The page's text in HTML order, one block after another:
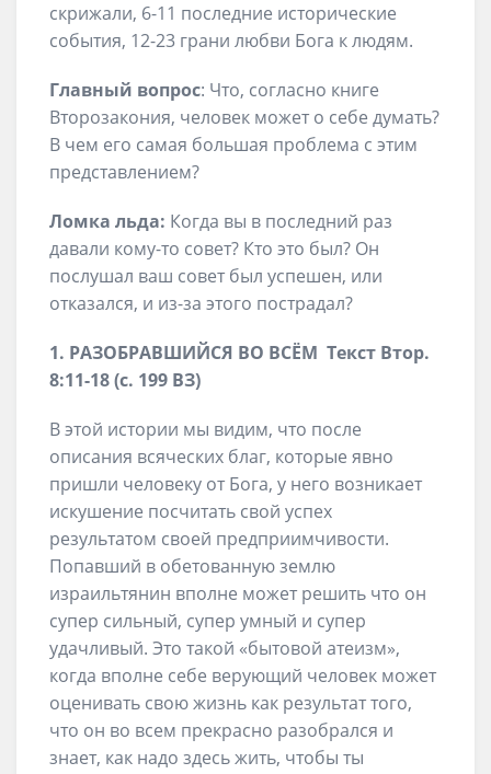
скрижали, 6-11 последние исторические
события, 12-23 грани любви Бога к людям.
Главный вопрос: Что, согласно книге
Второзакония, человек может о себе думать?
В чем его самая большая проблема с этим
представлением?
Ломка льда: Когда вы в последний раз
давали кому-то совет? Кто это был? Он
послушал ваш совет был успешен, или
отказался, и из-за этого пострадал?
1. РАЗОБРАВШИЙСЯ ВО ВСЁМ Текст Втор.
8:11-18 (с. 199 ВЗ)
В этой истории мы видим, что после
описания всяческих благ, которые явно
пришли человеку от Бога, у него возникает
искушение посчитать свой успех
результатом своей предприимчивости.
Попавший в обетованную землю
израильтянин вполне может решить что он
супер сильный, супер умный и супер
удачливый. Это такой «бытовой атеизм»,
когда вполне себе верующий человек может
оценивать свою жизнь как результат того,
что он во всем прекрасно разобрался и
знает, как надо здесь жить, чтобы ты